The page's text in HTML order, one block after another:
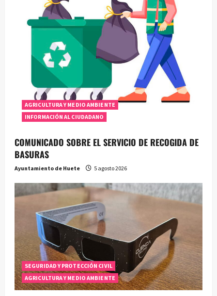
r
a
d
a
AGRICULTURA Y MEDIO AMBIENTE
INFORMACIÓN AL CIUDADANO
COMUNICADO SOBRE EL SERVICIO DE RECOGIDA DE
BASURAS
Ayuntamiento de Huete 5 agosto 2026
SEGURIDAD Y PROTECCIÓN CIVIL
AGRICULTURA Y MEDIO AMBIENTE